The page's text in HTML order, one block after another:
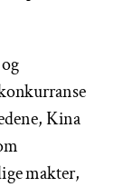
Kina
makter,